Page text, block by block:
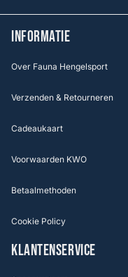
INFORMATIE
Over Fauna Hengelsport
Verzenden & Retourneren
Cadeaukaart
Voorwaarden KWO
Betaalmethoden
Cookie Policy
KLANTENSERVICE